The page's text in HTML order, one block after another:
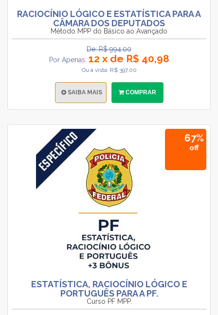
RACIOCÍNIO LÓGICO E ESTATÍSTICA PARA A
CÂMARA DOS DEPUTADOS
Método MPP do Básico ao Avançado
De: R$ 994.00
Por Apenas: 12 x de R$ 40,98
Ou à vista: R$ 397.00
SAIBA MAIS COMPRAR
67%
off
ESTATÍSTICA, RACIOCÍNIO LÓGICO E
PORTUGUÊS PARA A PF.
Curso PF MPP.